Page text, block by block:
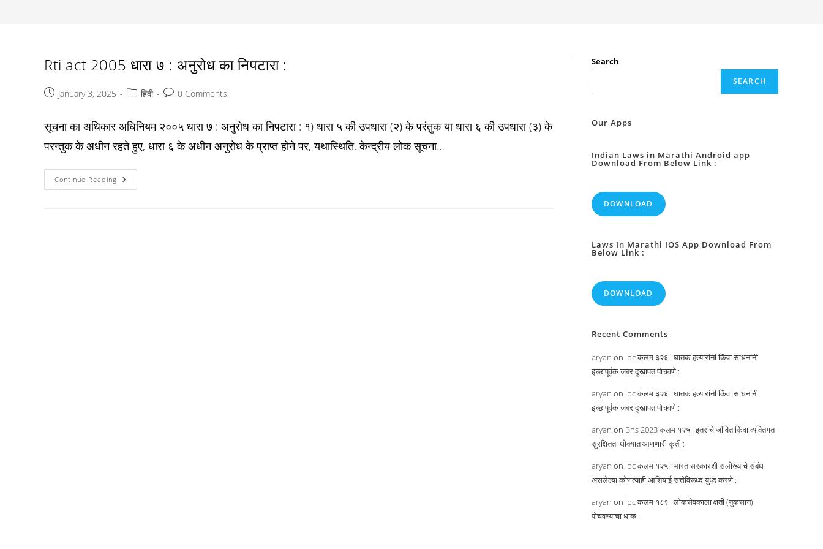
Rti act 2005 धारा ७ : अनुरोध का निपटारा :
PostJanuary 3, 2025
Postहिंदी
Post0 Comments
सूचना का अधिकार अधिनियम २००५ धारा ७ : अनुरोध का निपटारा : १) धारा ५ की उपधारा (२) के परंतुक या धारा ६ की उपधारा (३) के
परन्तुक के अधीन रहते हुए, धारा ६ के अधीन अनुरोध के प्राप्त होने पर, यथास्थिति, केन्द्रीय लोक सूचना…
Continue Reading Rti
Act
Search
SEARCH
Our Apps
Indian Laws in Marathi Android app
Download From Below Link :
DOWNLOAD
Laws In Marathi IOS App Download From
Below Link :
DOWNLOAD
Recent Comments
aryan on Ipc कलम ३२६ : घातक हत्यारांनी किंवा साधनांनी
इच्छापूर्वक जबर दुखापत पोचवणे :
aryan on Ipc कलम ३२६ : घातक हत्यारांनी किंवा साधनांनी
इच्छापूर्वक जबर दुखापत पोचवणे :
aryan on Bns 2023 कलम १२५ : इतरांचे जीवित किंवा व्यक्तिगत
सुरक्षितता धोक्यात आणणारी कृती :
aryan on Ipc कलम १२५ : भारत सरकारशी सलोख्याचे संबंध
असलेल्या कोणत्याही आशियाई सत्तेविरूध्द युध्द करणे :
aryan on Ipc कलम १८९ : लोकसेवकाला क्षती (नुकसान)
पोचवण्याचा धाक :